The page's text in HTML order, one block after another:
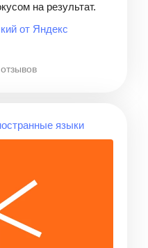
на результат.
от Яндекс
языки